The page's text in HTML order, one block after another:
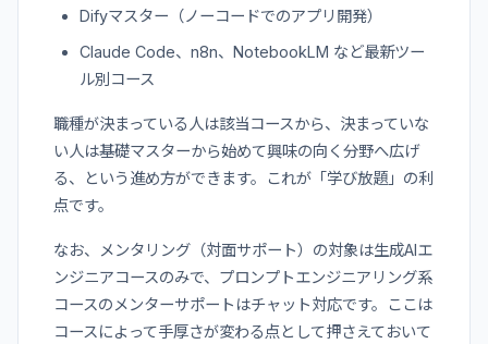
Difyマスター（ノーコードでのアプリ開発）
Claude Code、n8n、NotebookLM など最新ツー
ル別コース
職種が決まっている人は該当コースから、決まっていな
い人は基礎マスターから始めて興味の向く分野へ広げ
る、という進め方ができます。これが「学び放題」の利
点です。
なお、メンタリング（対面サポート）の対象は生成AIエ
ンジニアコースのみで、プロンプトエンジニアリング系
コースのメンターサポートはチャット対応です。ここは
コースによって手厚さが変わる点として押さえておいて